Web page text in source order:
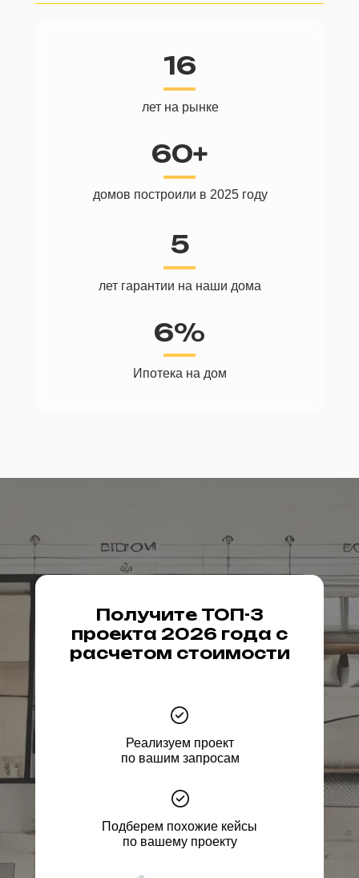
16
60+
5
6%
лет на рынке
домов построили в 2025 году
лет гарантии на наши дома
Ипотека на дом
Получите ТОП-3
проекта 2026 года с
расчетом стоимости
Реализуем проект
по вашим запросам
Подберем похожие кейсы
по вашему проекту